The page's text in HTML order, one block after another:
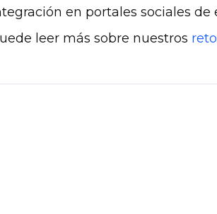
en portales sociales de
leer más sobre nuestros